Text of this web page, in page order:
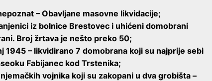
– Obavljane masovne likvidacije;
iz bolnice Brestovec i uhićeni domobrani
Broj žrtava je nešto preko 50;
1945 – likvidirano 7 domobrana koji su najprije sebi
Fabijanec kod Trstenika;
vojnika koji su zakopani u dva grobišta –